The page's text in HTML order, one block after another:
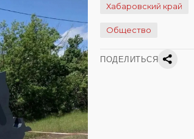
Хабаровский край
Общество
ПОДЕЛИТЬСЯ